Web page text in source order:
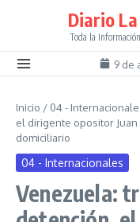
Diario
Toda la
9 de
Inicio / 04 -
el dirigente opositor
domiciliario
04 - Internacionales
Venezuela: